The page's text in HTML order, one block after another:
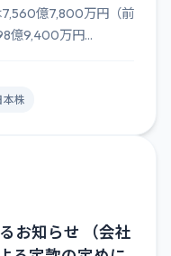
億7,800万円（前
億9,400万円...
本株
お知らせ （会社